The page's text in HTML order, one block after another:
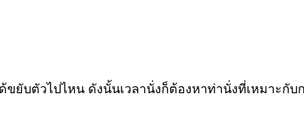
ขยับตัวไปไหน ดังนั้นเวลานั่งก็ต้องหาท่านั่งที่เหมาะกั